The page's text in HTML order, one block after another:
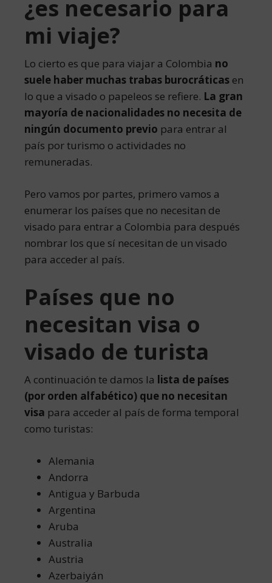
¿es necesario para
mi viaje?
Lo cierto es que para viajar a Colombia no
suele haber muchas trabas burocráticas en
lo que a visado o papeleos se refiere. La gran
mayoría de nacionalidades no necesita de
ningún documento previo para entrar al
país por turismo o actividades no
remuneradas.
Pero vamos por partes, primero vamos a
enumerar los países que no necesitan de
visado para entrar a Colombia para después
nombrar los que sí necesitan de un visado
para acceder al país.
Países que no
necesitan visa o
visado de turista
A continuación te damos la lista de países
(por orden alfabético) que no necesitan
visa para acceder al país de forma temporal
como turistas:
Alemania
Andorra
Antigua y Barbuda
Argentina
Aruba
Australia
Austria
Azerbaiyán